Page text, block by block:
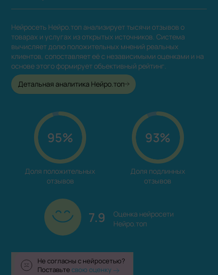
Нейросеть Нейро.топ анализирует тысячи отзывов о
товарах и услугах из открытых источников. Система
вычисляет долю положительных мнений реальных
клиентов, сопоставляет её с независимыми оценками и на
основе этого формирует объективный рейтинг.
Детальная аналитика Нейро.топ
95%
Доля положительных
отзывов
93%
Доля подлинных
отзывов
7.9
Оценка нейросети
Нейро.топ
Не согласны с нейросетью?
Поставьтесвою оценку